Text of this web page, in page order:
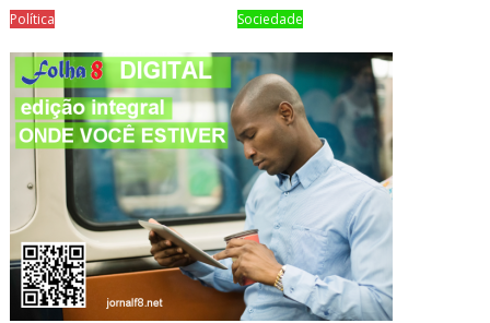
Política Sociedade